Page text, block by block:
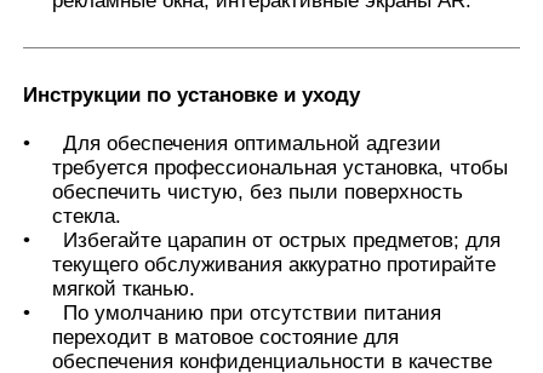
Инструкции по установке и уходу
•
Для обеспечения оптимальной адгезии
требуется профессиональная установка, чтобы
обеспечить чистую, без пыли поверхность
стекла.
•
Избегайте царапин от острых предметов; для
текущего обслуживания аккуратно протирайте
мягкой тканью.
•
По умолчанию при отсутствии питания
переходит в матовое состояние для
обеспечения конфиденциальности в качестве